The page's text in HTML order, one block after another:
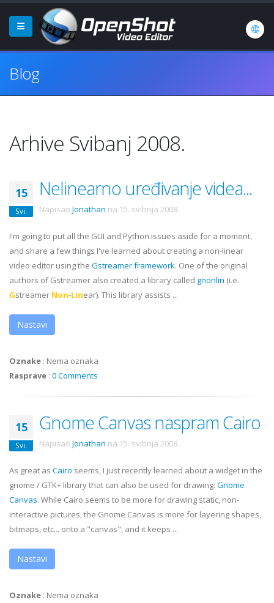
Blog
Arhive Svibanj 2008.
15
Svi.
Nelinearno uređivanje videa...
Napisao Jonathan na 15. svibnja 2008. .
I'm going to put all the GUI and Python issues aside for a moment,
and share a few things I've learned about creating a non-linear
video editor using the Gstreamerframework. One of the original
authors ofGstreamer also created a library called gnonlin (i.e.
Gstreamer Non-Linear). This library assists ...
Nastavi
Oznake : Nema oznaka
Rasprave : 0 Comments
15
Svi.
Gnome Canvas naspram Cairo
Napisao Jonathan na 15. svibnja 2008. .
As great as Cairo seems, I just recently learned about a widget in the
gnome / GTK+ library that can also be used for drawing: Gnome
Canvas. While Cairo seems to be more for drawing static, non-
interactive pictures, the Gnome Canvas is more for layering shapes,
bitmaps, etc... onto a "canvas", and it keeps ...
Nastavi
Oznake : Nema oznaka